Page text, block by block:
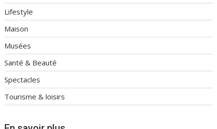
Lifestyle
Maison
Musées
Santé & Beauté
Spectacles
Tourisme & loisirs